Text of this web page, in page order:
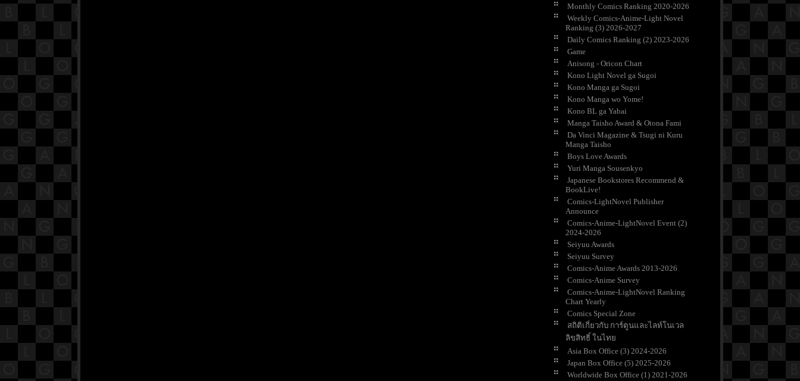
Monthly Comics Ranking 2020-2026
Weekly Comics-Anime-Light Novel
Ranking (3) 2026-2027
Daily Comics Ranking (2) 2023-2026
Game
Anisong - Oricon Chart
Kono Light Novel ga Sugoi
Kono Manga ga Sugoi
Kono Manga wo Yome!
Kono BL ga Yabai
Manga Taisho Award & Otona Fami
Da Vinci Magazine & Tsugi ni Kuru
Manga Taisho
Boys Love Awards
Yuri Manga Sousenkyo
Japanese Bookstores Recommend &
BookLive!
Comics-LightNovel Publisher
Announce
Comics-Anime-LightNovel Event (2)
2024-2026
Seiyuu Awards
Seiyuu Survey
Comics-Anime Awards 2013-2026
Comics-Anime Survey
Comics-Anime-LightNovel Ranking
Chart Yearly
Comics Special Zone
สถิติเกี่ยวกับ การ์ตูนและไลท์โนเวล
ลิขสิทธิ์ ในไท
Asia Box Office (3) 2024-2026
Japan Box Office (5) 2025-2026
Worldwide Box Office (1) 2021-2026